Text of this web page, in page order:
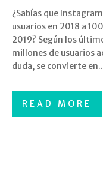
¿Sabías que
usuarios en 2018 a
2019? Según los
millones de usuarios
duda, se convierte
READ MORE